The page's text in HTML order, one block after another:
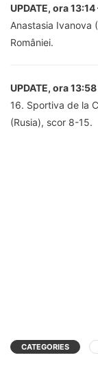
UPDATE, ora 13:14
Anastasia Ivanova
României.
UPDATE, ora 13:58
16. Sportiva de la
(Rusia), scor 8-15.
CATEGORIES